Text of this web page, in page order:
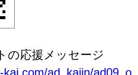
の応援メッセージ
ad_kaiin/ad09_o